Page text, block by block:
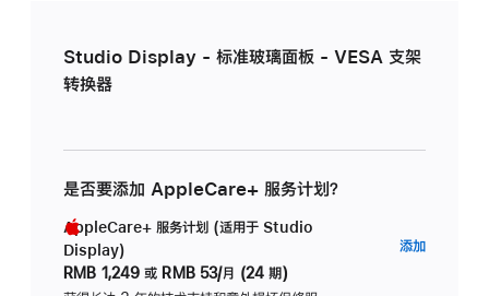
Studio Display - 标准玻璃面板 - VESA 支架
转换器
是否要添加 AppleCare+ 服务计划？
AppleCare+ 服务计划 (适用于 Studio
Display)
RMB 1,249 或 RMB 53/月 (24 期)
添加